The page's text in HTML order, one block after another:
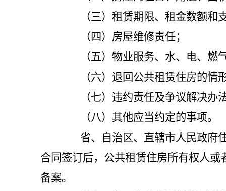
（三）租赁期限、租金数额和
（四）房屋维修责任；
（五）物业服务、水、电、燃
（六）退回公共租赁住房的情
（七）违约责任及争议解决办
（八）其他应当约定的事项。
省、自治区、直辖市人民政府住
合同签订后，公共租赁住房所有权人
备案。